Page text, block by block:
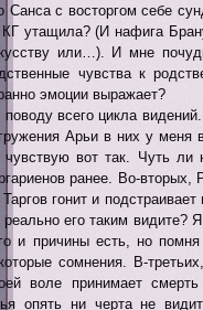
Санса с восторгом себе
КГ утащила? (И нафига
или…). И мне
чувства к
эмоции выражает?
всего цикла
Арьи в них у меня
чувствую вот так. Чуть ли
ранее. Во-вторых,
гонит и
реально его таким видите?
и причины есть, но
сомнения. В-
воле принимает
опять ни черта не